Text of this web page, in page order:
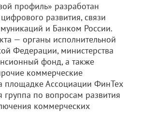
профиль» разработан
развития, связи
и Банком России.
— органы исполнительной
Федерации, министерства
фонд, а также
коммерческие
площадке Ассоциации ФинТех
группа по вопросам развития
коммерческих